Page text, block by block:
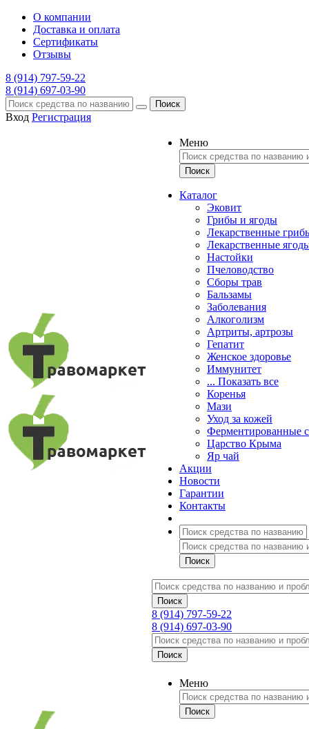
О компании
Доставка и оплата
Сертификаты
Отзывы
8 (914) 797-59-22
8 (914) 697-03-90
Поиск
Вход Регистрация
Меню
Каталог
Эковит
Грибы и ягоды
Лекарственные
Лекарственные
Настойки
Пчеловодство
Сборы трав
Бальзамы
Заболевания
Алкоголизм
Артриты, артрозы
Гепатит
Женское здоровье
Иммунитет
... Показать все
Коренья
Мази
Уход за кожей
Ферментированные
Царство Крыма
Яр чай
Акции
Новости
Гарантии
Контакты
8 (914) 797-59-22
8 (914) 697-03-90
Меню